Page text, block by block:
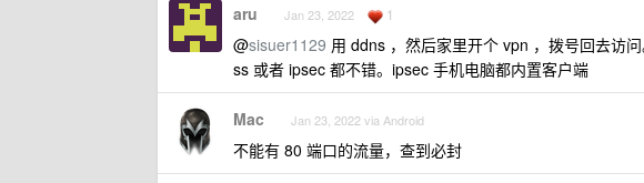
aru Jan 23, 2022 1
@sisuer1129 用 ddns ，然后家里开个 vpn ，拨号回去访问
ss 或者 ipsec 都不错。ipsec 手机电脑都内置客户端
Mac Jan 23, 2022 via Android
不能有 80 端口的流量，查到必封